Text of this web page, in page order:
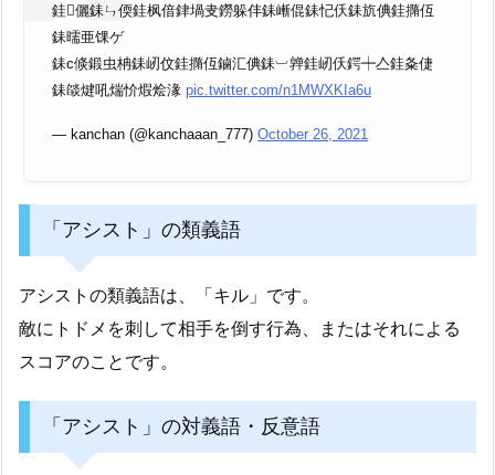
銈儷銇ㄣ偄銈枫偣銉堝叏鐒躲仹銇嶃倱銇忋仸銇斻倎銈撱仾
銇曘亜馃ゲ
銇с倐鍛虫柟銇屻伩銈撱仾鏀汇倎銇︺亸銈屻仸鍔┿亼銈夈倢
銇燄煡吼煓忦煆烩湪 pic.twitter.com/n1MWXKIa6u
— kanchan (@kanchaaan_777) October 26, 2021
「アシスト」の類義語
アシストの類義語は、「キル」です。
敵にトドメを刺して相手を倒す行為、またはそれによる
スコアのことです。
「アシスト」の対義語・反意語